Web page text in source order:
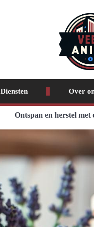
Diensten Over
Ontspan en herstel